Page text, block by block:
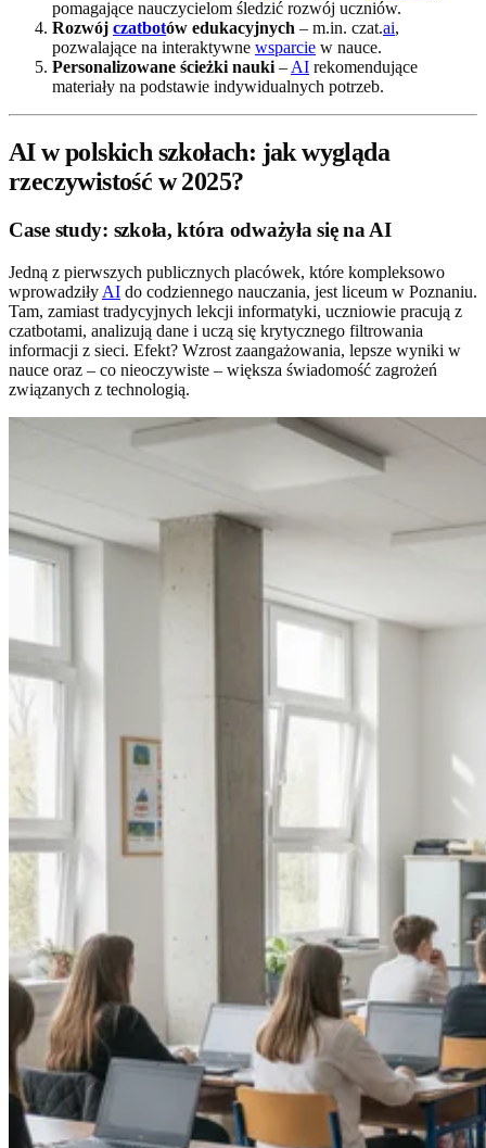
pomagające nauczycielom śledzić rozwój uczniów.
Rozwój czatbotów edukacyjnych – m.in. czat.ai,
pozwalające na interaktywne wsparcie w nauce.
Personalizowane ścieżki nauki – AI rekomendujące
materiały na podstawie indywidualnych potrzeb.
AI w polskich szkołach: jak wygląda
rzeczywistość w 2025?
Case study: szkoła, która odważyła się na AI
Jedną z pierwszych publicznych placówek, które kompleksowo
wprowadziły AI do codziennego nauczania, jest liceum w Poznaniu.
Tam, zamiast tradycyjnych lekcji informatyki, uczniowie pracują z
czatbotami, analizują dane i uczą się krytycznego filtrowania
informacji z sieci. Efekt? Wzrost zaangażowania, lepsze wyniki w
nauce oraz – co nieoczywiste – większa świadomość zagrożeń
związanych z technologią.